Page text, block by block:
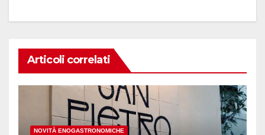
Articoli correlati
NOVITÀ ENOGASTRONOMICHE